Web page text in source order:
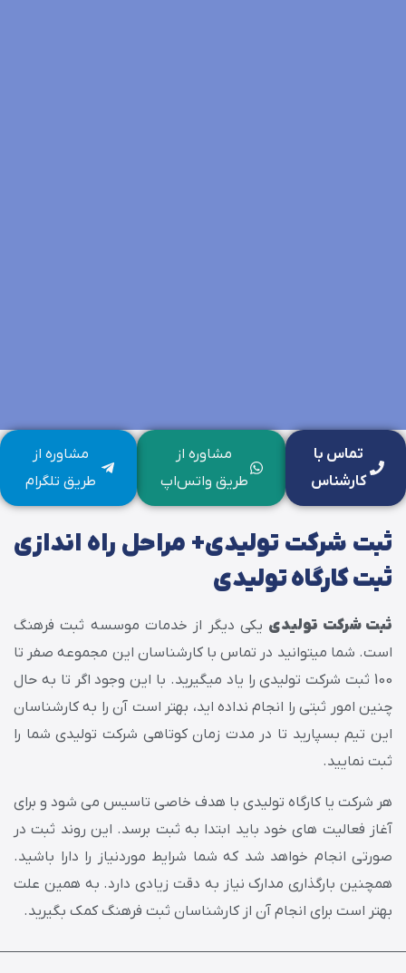
مشاوره از
طریق واتس‌اپ
مشاوره از
طریق تلگرام
تماس با
کارشناس
ثبت شرکت تولیدی+ مراحل راه اندازی
ثبت کارگاه تولیدی
ثبت شرکت تولیدی یکی دیگر از خدمات موسسه ثبت فرهنگ
است. شما میتوانید در تماس با کارشناسان این مجموعه صفر تا
100 ثبت شرکت تولیدی را یاد میگیرید. با این وجود اگر تا به حال
چنین امور ثبتی را انجام نداده اید، بهتر است آن را به کارشناسان
این تیم بسپارید تا در مدت زمان کوتاهی شرکت تولیدی شما را
ثبت نمایید.
هر شرکت یا کارگاه تولیدی با هدف خاصی تاسیس می شود و برای
آغاز فعالیت های خود باید ابتدا به ثبت برسد. این روند ثبت در
صورتی انجام خواهد شد که شما شرایط موردنیاز را دارا باشید.
همچنین بارگذاری مدارک نیاز به دقت زیادی دارد. به همین علت
بهتر است برای انجام آن از کارشناسان ثبت فرهنگ کمک بگیرید.